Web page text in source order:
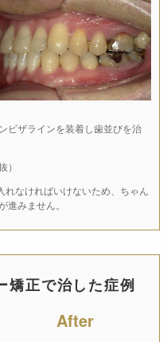
ビザラインを装着し歯並びを治
）
れなければいけないため、ちゃん
進みません。
矯正で治した症例
After